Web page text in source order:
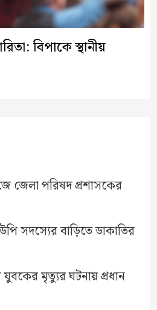
বিপাকে স্থানীয়
জেলা পরিষদ প্রশাসকের
সদস্যের বাড়িতে ডাকাতির
যুবকের মৃত্যুর ঘটনায় প্রধান